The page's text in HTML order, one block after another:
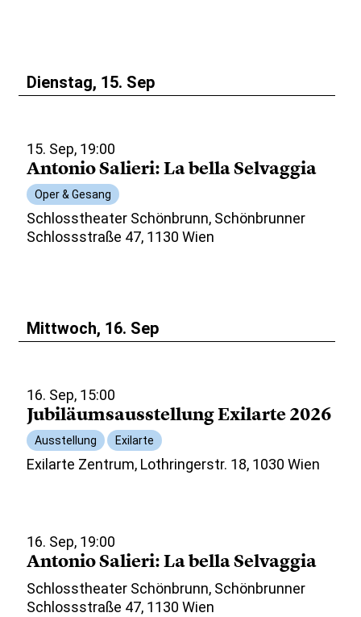
Dienstag, 15. Sep
15. Sep, 19:00
Antonio Salieri: La bella Selvaggia
Oper & Gesang
Schlosstheater Schönbrunn, Schönbrunner
Schlossstraße 47, 1130 Wien
Mittwoch, 16. Sep
16. Sep, 15:00
Jubiläumsausstellung Exilarte 2026
Ausstellung Exilarte
Exilarte Zentrum, Lothringerstr. 18, 1030 Wien
16. Sep, 19:00
Antonio Salieri: La bella Selvaggia
Schlosstheater Schönbrunn, Schönbrunner
Schlossstraße 47, 1130 Wien